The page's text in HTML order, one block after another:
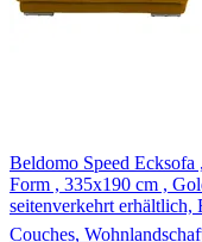
Beldomo Speed
Form , 335x190 cm ,
seitenverkehrt erhältlich,
Couches,